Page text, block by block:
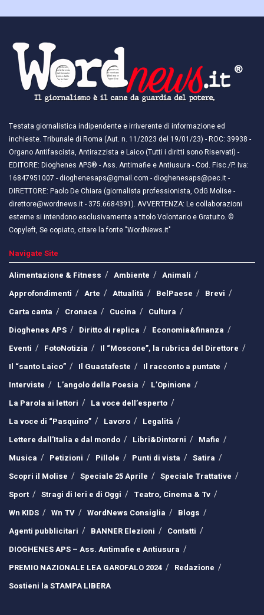
Testata giornalistica indipendente e irriverente di informazione ed
inchieste. Tribunale di Roma (Aut. n. 11/2023 del 19/01/23) - ROC: 39938 -
Organo Antifascista, Antirazzista e Laico (Tutti i diritti sono Riservati) -
EDITORE: Dioghenes APS® - Ass. Antimafie e Antiusura - Cod. Fisc./P. Iva:
16847951007 - dioghenesaps@gmail.com - dioghenesaps@pec.it - ​​
DIRETTORE: Paolo De Chiara (giornalista professionista, OdG Molise -
direttore@wordnews.it - ​​375.6684391). AVVERTENZA: Le collaborazioni
esterne si intendono esclusivamente a titolo Volontario e Gratuito. ©
Copyleft, Se copiato, citare la fonte "WordNews.it"
Navigate Site
Alimentazione & Fitness
Ambiente
Animali
Approfondimenti
Arte Attualità BelPaese
Brevi
Carta canta
Cronaca Cucina
Cultura
Dioghenes APS
Diritto di replica
Economia&finanza
Eventi
FotoNotizia
Il “Moscone”, la rubrica del Direttore
Il “santo Laico”
Il Guastafeste
Il racconto a puntate
Interviste
L’angolo della Poesia
L’Opinione
La Parola ai lettori
La voce dell’esperto
La voce di “Pasquino”
Lavoro
Legalità
Lettere dall’Italia e dal mondo
Libri&Dintorni
Mafie
Musica
Petizioni Pillole Punti di vista
Satira
Scopri il Molise
Speciale 25 Aprile
Speciale Trattative
Sport
Stragi di Ieri e di Oggi
Teatro, Cinema & Tv
Wn KIDS
Wn TV WordNews Consiglia
Blogs
Agenti pubblicitari
BANNER Elezioni
Contatti
DIOGHENES APS – Ass. Antimafie e Antiusura
PREMIO NAZIONALE LEA GAROFALO 2024
Redazione
Sostieni la STAMPA LIBERA